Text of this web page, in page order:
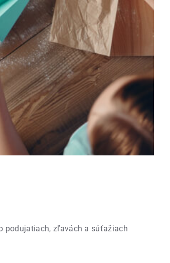
podujatiach, zľavách a súťažiach